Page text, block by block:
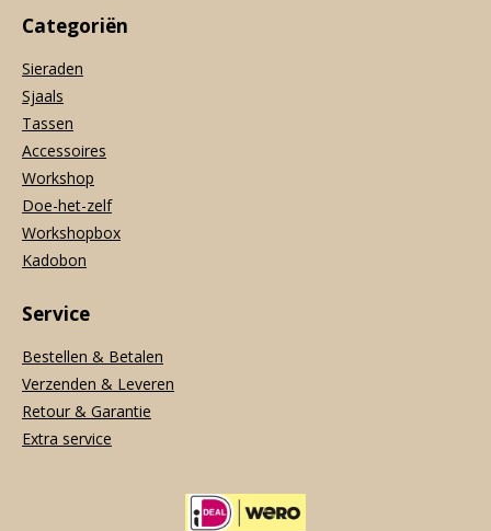
Categoriën
Sieraden
Sjaals
Tassen
Accessoires
Workshop
Doe-het-zelf
Workshopbox
Kadobon
Service
Bestellen & Betalen
Verzenden & Leveren
Retour & Garantie
Extra service